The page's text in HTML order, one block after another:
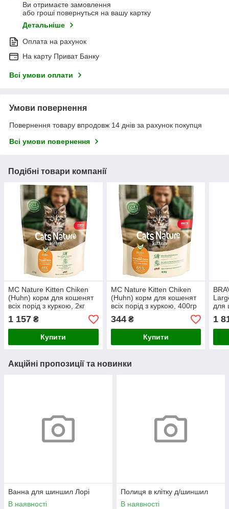
Ви отримаєте замовлення
або гроші повернуться на вашу картку
Детальніше
Оплата на рахунок
На карту Приват Банку
Всі умови оплати
Умови повернення
Повернення товару впродовж 14 днів за рахунок покупця
Всі умови повернення
Подібні товари компанії
MC Nature Kitten Chiken
(Huhn) корм для кошенят
всіх порід з куркою, 2кг
1 157 ₴
Купити
MC Nature Kitten Chiken
(Huhn) корм для кошенят
всіх порід з куркою, 400гр
344₴
Купити
для
4kg
1
Акційні пропозиції та новинки
Ванна для шиншил Лорі
В наявності
Полиця в клітку д/шиншил
В наявності